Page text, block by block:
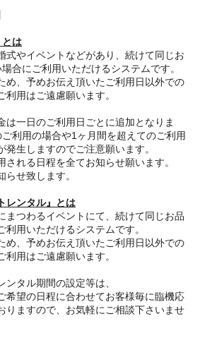
とは
式やイベントなどがあり、続けて同じお
合にご利用いただけるシステムです。
め、予めお伝え頂いたご利用日以外での
利用はご遠慮願います。
は一日のご利用日ごとに追加となりま
利用の場合や1ヶ月間を超えてのご利用
生しますのでご注意願います。
れる日程を全てお知らせ願います。
せ致します。
レンタル』とは
まつわるイベントにて、続けて同じお品
利用いただけるシステムです。
め、予めお伝え頂いたご利用日以外での
利用はご遠慮願います。
タル期間の設定等は、
希望の日程に合わせてお客様毎に臨機応
りますので、お気軽にご相談下さいませ